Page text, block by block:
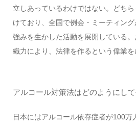
立しあっているわけではない。どち
けており、全国で例会・ミーティン
強みを生かした活動を展開している
織力により、法律を作るという偉業を
アルコール対策法はどのようにし
日本にはアルコール依存症者が100万